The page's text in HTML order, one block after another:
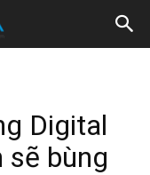
Digital
sẽ bùng